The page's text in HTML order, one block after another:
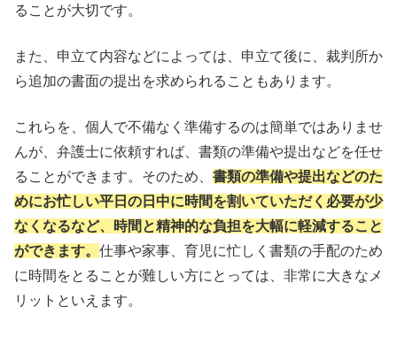
ることが大切です。
また、申立て内容などによっては、申立て後に、裁判所か
ら追加の書面の提出を求められることもあります。
これらを、個人で不備なく準備するのは簡単ではありませ
んが、弁護士に依頼すれば、書類の準備や提出などを任せ
ることができます。そのため、 書類の準備や提出などのた
めにお忙しい平日の日中に時間を割いていただく必要が少
なくなるなど、時間と精神的な負担を大幅に軽減すること
ができます。 仕事や家事、育児に忙しく書類の手配のため
に時間をとることが難しい方にとっては、非常に大きなメ
リットといえます。